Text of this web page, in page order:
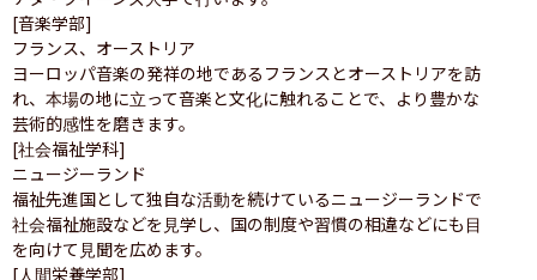
[音楽学部]
フランス、オーストリア
ヨーロッパ音楽の発祥の地であるフランスとオーストリアを訪
れ、本場の地に立って音楽と文化に触れることで、より豊かな
芸術的感性を磨きます。
[社会福祉学科]
ニュージーランド
福祉先進国として独自な活動を続けているニュージーランドで
社会福祉施設などを見学し、国の制度や習慣の相違などにも目
を向けて見聞を広めます。
[人間栄養学部]